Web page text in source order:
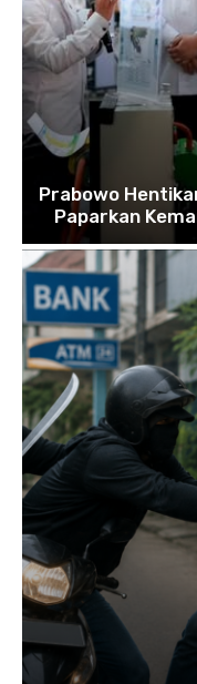
Prabowo
Paparkan